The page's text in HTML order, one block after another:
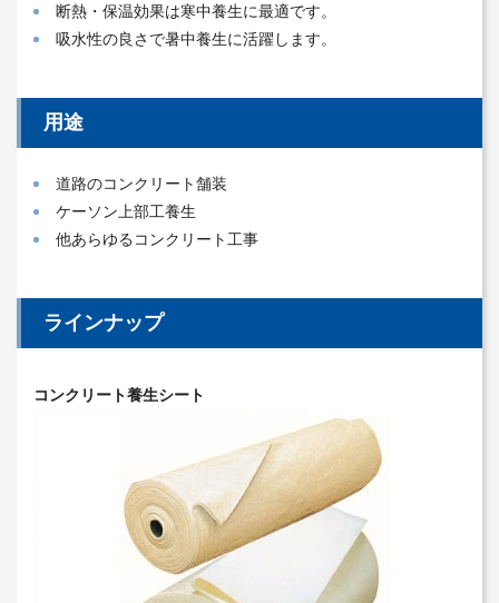
断熱・保温効果は寒中養生に最適です。
吸水性の良さで暑中養生に活躍します。
用途
道路のコンクリート舗装
ケーソン上部工養生
他あらゆるコンクリート工事
ラインナップ
コンクリート養生シート